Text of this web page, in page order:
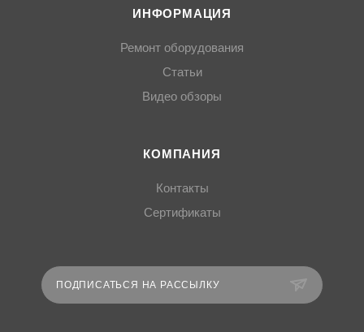
ИНФОРМАЦИЯ
Ремонт оборудования
Статьи
Видео обзоры
КОМПАНИЯ
Контакты
Сертификаты
ПОДПИСАТЬСЯ НА РАССЫЛКУ